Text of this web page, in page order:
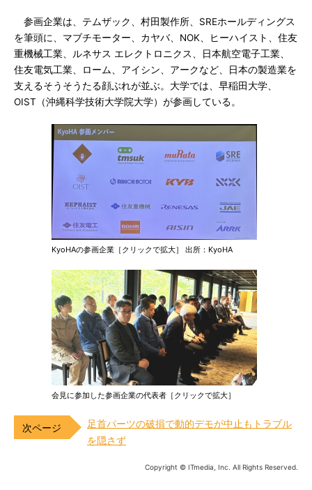
参画企業は、テムザック、村田製作所、SREホールディングス
を筆頭に、マブチモーター、カヤバ、NOK、ヒーハイスト、住友
重機械工業、ルネサス エレクトロニクス、日本航空電子工業、
住友電気工業、ローム、アイシン、アークなど、日本の製造業を
支えるそうそうたる顔ぶれが並ぶ。大学では、早稲田大学、
OIST（沖縄科学技術大学院大学）が参画している。
KyoHAの参画企業［クリックで拡大］ 出所：KyoHA
会見に参加した参画企業の代表者［クリックで拡大］
足首パーツの破損で動的デモが中止もトラブル
を隠さず
Copyright © ITmedia, Inc. All Rights Reserved.